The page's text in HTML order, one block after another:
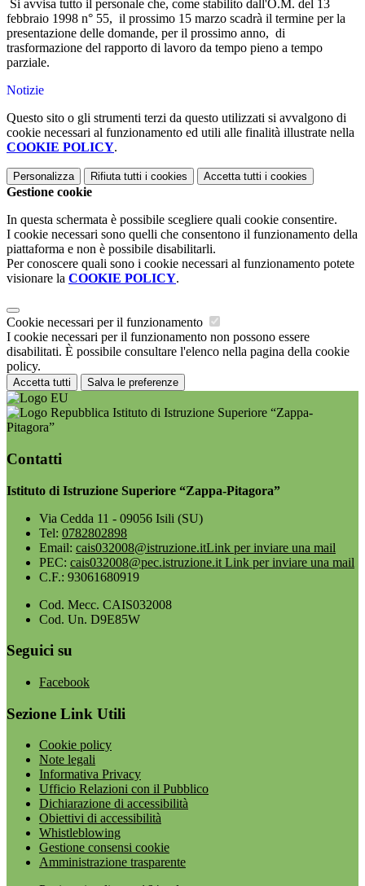
Si avvisa tutto il personale che, come stabilito dall'O.M. del 13
febbraio 1998 n° 55, il prossimo 15 marzo scadrà il termine per la
presentazione delle domande, per il prossimo anno, di
trasformazione del rapporto di lavoro da tempo pieno a tempo
parziale.
Notizie
Questo sito o gli strumenti terzi da questo utilizzati si avvalgono di
cookie necessari al funzionamento ed utili alle finalità illustrate nella
COOKIE POLICY.
Personalizza Rifiuta tutti i cookies Accetta tutti i cookies
Gestione cookie
In questa schermata è possibile scegliere quali cookie consentire.
I cookie necessari sono quelli che consentono il funzionamento della
piattaforma e non è possibile disabilitarli.
Per conoscere quali sono i cookie necessari al funzionamento potete
visionare la COOKIE POLICY.
Cookie necessari per il funzionamento
I cookie necessari per il funzionamento non possono essere
disabilitati. È possibile consultare l'elenco nella pagina della cookie
policy.
Accetta tutti Salva le preferenze
Istituto di Istruzione Superiore “Zappa-
Pitagora”
Contatti
Istituto di Istruzione Superiore “Zappa-Pitagora”
Via Cedda 11 - 09056 Isili (SU)
Tel: 0782802898
Email: cais032008@istruzione.itLink per inviare una mail
PEC: cais032008@pec.istruzione.it Link per inviare una mail
C.F.: 93061680919
Cod. Mecc. CAIS032008
Cod. Un. D9E85W
Seguici su
Facebook
Sezione Link Utili
Cookie policy
Note legali
Informativa Privacy
Ufficio Relazioni con il Pubblico
Dichiarazione di accessibilità
Obiettivi di accessibilità
Whistleblowing
Gestione consensi cookie
Amministrazione trasparente